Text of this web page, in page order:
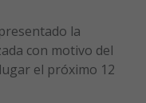
la
con motivo del
el próximo 12